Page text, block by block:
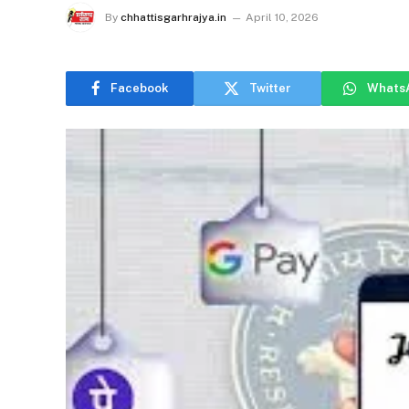
By chhattisgarhrajya.in April 10, 2026
Facebook Twitter